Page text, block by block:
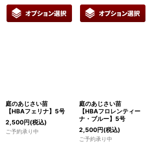
庭のあじさい苗
【HBAフェリナ】5号
2,500円(税込)
ご予約承り中
庭のあじさい苗
【HBAフロレンティー
ナ・ブルー】5号
2,500円(税込)
ご予約承り中